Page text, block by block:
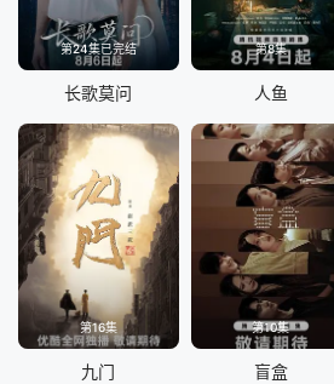
第24集已完结
长歌莫问
第8集
人鱼
第16集
九门
第10集
盲盒